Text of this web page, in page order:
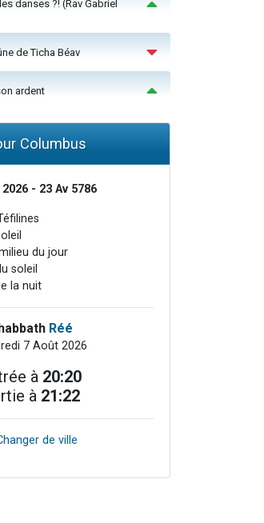
danses ?! (Rav Gabriel
de Ticha Béav
ardent
Columbus
- 23 Av 5786
du jour
soleil
la nuit
Réé
7 Août 2026
à 20:20
à 21:22
de ville